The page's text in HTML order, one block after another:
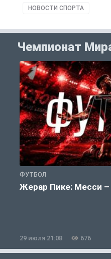
НОВОСТИ СПОРТА
Чемпионат
ФУТБОЛ
Жерар Пике: Месси –
29 июля 21:08 676